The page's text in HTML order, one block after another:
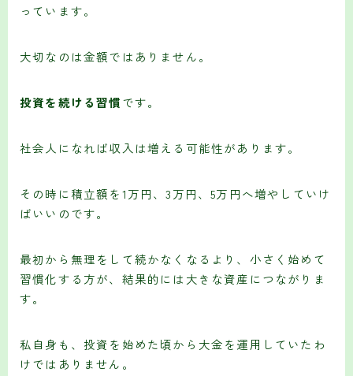
っています。
大切なのは金額ではありません。
投資を続ける習慣です。
社会人になれば収入は増える可能性があります。
その時に積立額を1万円、3万円、5万円へ増やしていけ
ばいいのです。
最初から無理をして続かなくなるより、小さく始めて
習慣化する方が、結果的には大きな資産につながりま
す。
私自身も、投資を始めた頃から大金を運用していたわ
けではありません。